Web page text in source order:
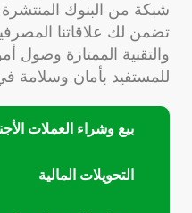
بيع وشراء العملات
التحويلات المالية
شبكة من البنوك المنتشرة
تضمن لك علاقاتنا
والتقنية الممتازة
للمستفيد بأمان وسلامة